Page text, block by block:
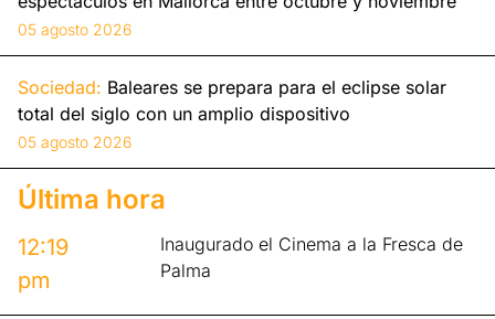
05 agosto 2026
Sociedad: Baleares se prepara para el eclipse solar
total del siglo con un amplio dispositivo
05 agosto 2026
Última hora
12:19
pm
Inaugurado el Cinema a la Fresca de
Palma